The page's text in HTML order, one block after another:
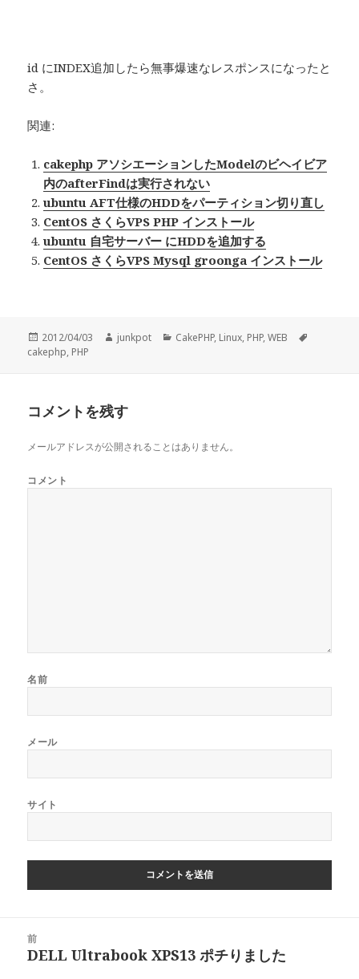
id にINDEX追加したら無事爆速なレスポンスになったと
さ。
関連:
cakephp アソシエーションしたModelのビヘイビア
内のafterFindは実行されない
ubuntu AFT仕様のHDDをパーティション切り直し
CentOS さくらVPS PHP インストール
ubuntu 自宅サーバー にHDDを追加する
CentOS さくらVPS Mysql groonga インストール
投
稿
2012/04/03
作
junkpot
カ
CakePHP, Linux, PHP,WEB
cakephp, PHP
コメントを残す
メールアドレスが公開されることはありません。
コメント
名前
メール
サイト
前
前
DELL Ultrabook XPS13 ポチりました